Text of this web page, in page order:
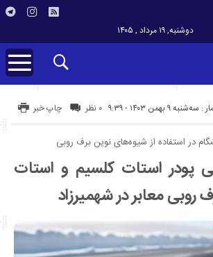
دوشنبه, ۱۹ مرداد , ۱۴۰۵
۹ بهمن ۱۴۰۳ - ۹:۳۹ چاپ خبر ۰ نظر
در استفاده از شیوه‌های نوین برف روبی
پودر استات کلسیم و استات
روبی معابر در شهمیرزاد